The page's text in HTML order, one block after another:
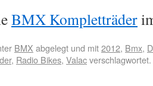
BMX Kompletträder
BMX abgelegt und mit2012, Bmx,
, Radio Bikes, Valac